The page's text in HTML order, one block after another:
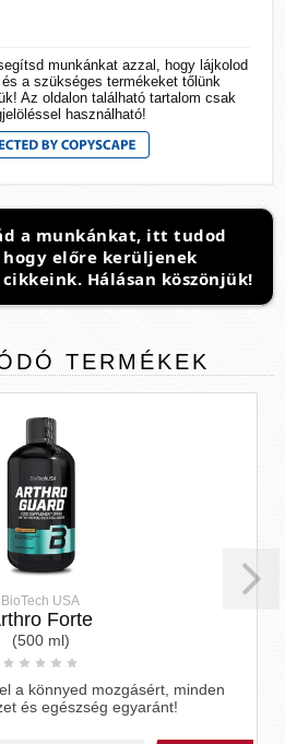
munkánkat azzal, hogy lájkolod
a szükséges termékeket tőlünk
Az oldalon található tartalom csak
használható!
a munkánkat, itt tudod
előre kerüljenek
Hálásan köszönjük!
TERMÉKEK
BioTech USA
Forte
(500 ml)
a könnyed mozgásért, minden
és egészség egyaránt!